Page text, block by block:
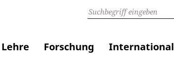
Lehre Forschung International